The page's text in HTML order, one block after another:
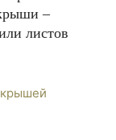
–
листов